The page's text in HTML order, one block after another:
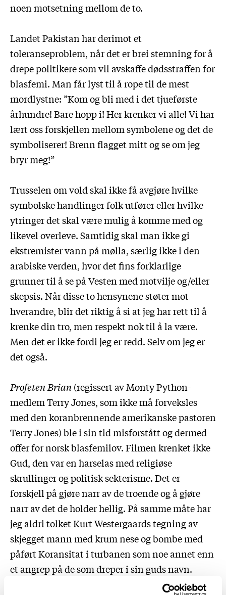
noen motsetning mellom de to.
Landet Pakistan har derimot et
toleranseproblem, når det er brei stemning for å
drepe politikere som vil avskaffe dødsstraffen for
blasfemi. Man får lyst til å rope til de mest
mordlystne: ”Kom og bli med i det tjueførste
århundre! Bare hopp i! Her krenker vi alle! Vi har
lært oss forskjellen mellom symbolene og det de
symboliserer! Brenn flagget mitt og se om jeg
bryr meg!”
Trusselen om vold skal ikke få avgjøre hvilke
symbolske handlinger folk utfører eller hvilke
ytringer det skal være mulig å komme med og
likevel overleve. Samtidig skal man ikke gi
ekstremister vann på mølla, særlig ikke i den
arabiske verden, hvor det fins forklarlige
grunner til å se på Vesten med motvilje og/eller
skepsis. Når disse to hensynene støter mot
hverandre, blir det riktig å si at jeg har rett til å
krenke din tro, men respekt nok til å la være.
Men det er ikke fordi jeg er redd. Selv om jeg er
det også.
Profeten Brian(regissert av Monty Python-
medlem Terry Jones, som ikke må forveksles
med den koranbrennende amerikanske pastoren
Terry Jones) ble i sin tid misforstått og dermed
offer for norsk blasfemilov. Filmen krenket ikke
Gud, den var en harselas med religiøse
skrullinger og politisk sekterisme. Det er
forskjell på gjøre narr av de troende og å gjøre
narr av det de holder hellig. På samme måte har
jeg aldri tolket Kurt Westergaards tegning av
skjegget mann med krum nese og bombe med
påført Koransitat i turbanen som noe annet enn
et angrep på de som dreper i sin guds navn.